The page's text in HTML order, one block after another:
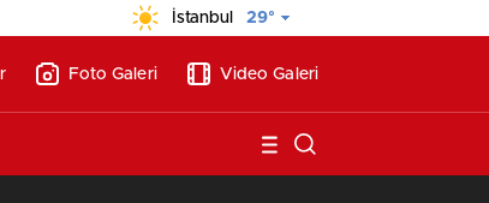
İstanbul 29°
Foto Galeri Video Galeri